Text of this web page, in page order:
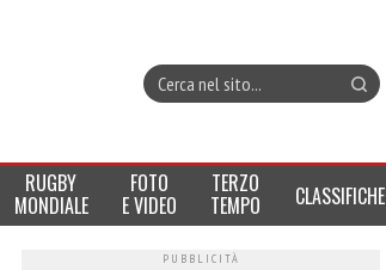
RUGBY
MONDIALE
FOTO
E VIDEO
TERZO
TEMPO CLASSIFICHE